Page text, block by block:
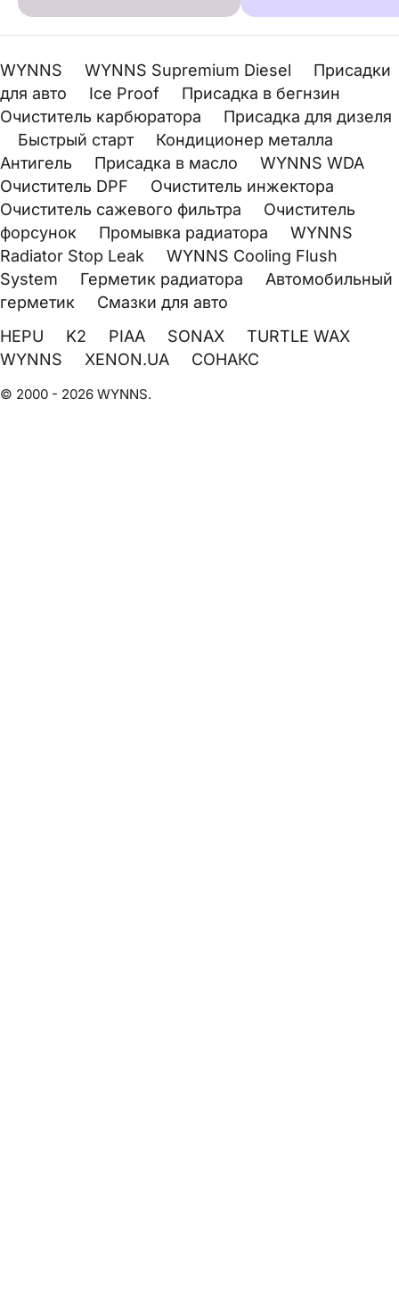
WYNNS WYNNS Supremium Diesel
Присадки
для авто
Ice Proof
Присадка в бегнзин
Очиститель карбюратора
Присадка для дизеля
Быстрый старт
Кондиционер металла
Антигель
Присадка в масло
WYNNS WDA
Очиститель DPF
Очиститель инжектора
Очиститель сажевого фильтра
Очиститель
форсунок
Промывка радиатора
WYNNS
Radiator Stop Leak
WYNNS Cooling Flush
System
Герметик радиатора
Автомобильный
герметик
Смазки для авто
HEPU
K2 PIAA SONAX
TURTLE WAX
WYNNS
XENON.UA СОНАКС
© 2000 - 2026 WYNNS.